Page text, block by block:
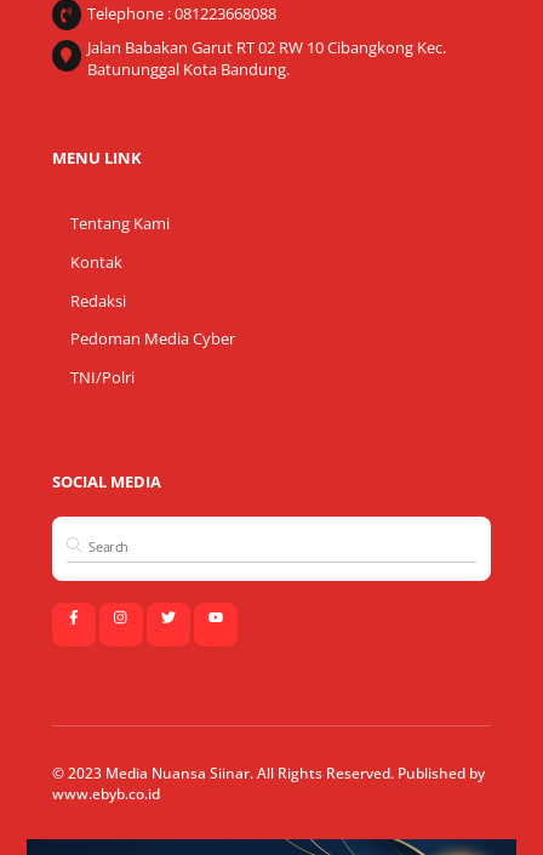
Telephone : 081223668088
Jalan Babakan Garut RT 02 RW 10 Cibangkong Kec.
Batununggal Kota Bandung.
MENU LINK
Tentang Kami
Kontak
Redaksi
Pedoman Media Cyber
TNI/Polri
SOCIAL MEDIA
© 2023 Media Nuansa Siinar. All Rights Reserved. Published by
www.ebyb.co.id